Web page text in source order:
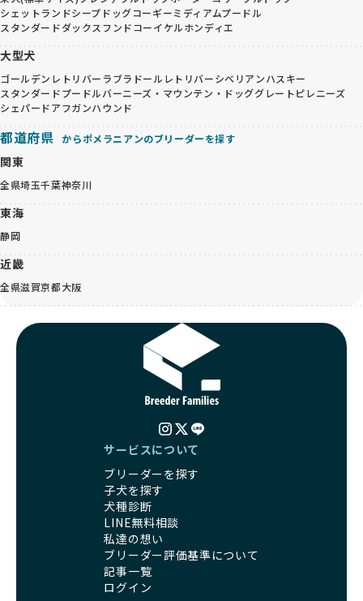
シェットランドシープドッグコーギーミディアムプードル
スタンダードダックスフンドコーイケルホンディエ
大型犬
ゴールデンレトリバー ラブラドールレトリバーシベリアンハスキー
スタンダードプードルバーニーズ・マウンテン・ドッググレートピレニーズ
シェパードアフガンハウンド
都道府県 からポメラニアンのブリーダーを探す
関東
全県埼玉千葉神奈川
東海
静岡
近畿
全県滋賀京都大阪
サービスについて
ブリーダーを探す
子犬を探す
犬種診断
LINE無料相談
私達の想い
ブリーダー評価基準について
記事一覧
ログイン